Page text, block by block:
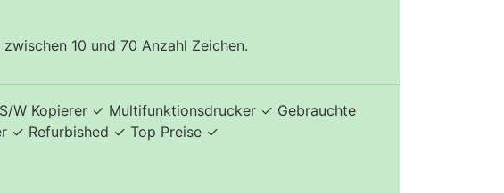
10 und 70 Anzahl Zeichen.
W Kopierer ✓ Multifunktionsdrucker ✓ Gebrauchte
✓ Refurbished ✓ Top Preise ✓